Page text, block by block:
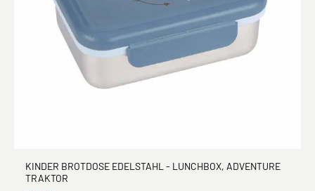
KINDER BROTDOSE EDELSTAHL - LUNCHBOX, ADVENTURE
TRAKTOR